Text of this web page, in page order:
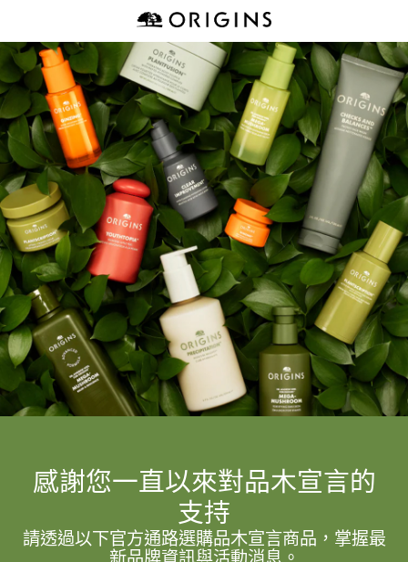
感謝您一直以來對品木宣言的
支持
請透過以下官方通路選購品木宣言商品，掌握最
新品牌資訊與活動消息。